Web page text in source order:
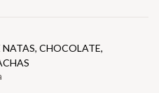
CHOCOLATE,